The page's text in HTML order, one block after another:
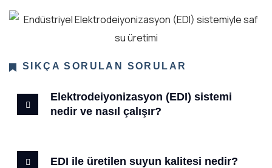
SIKÇA SORULAN SORULAR
Elektrodeiyonizasyon (EDI) sistemi
nedir ve nasıl çalışır?
EDI ile üretilen suyun kalitesi nedir?